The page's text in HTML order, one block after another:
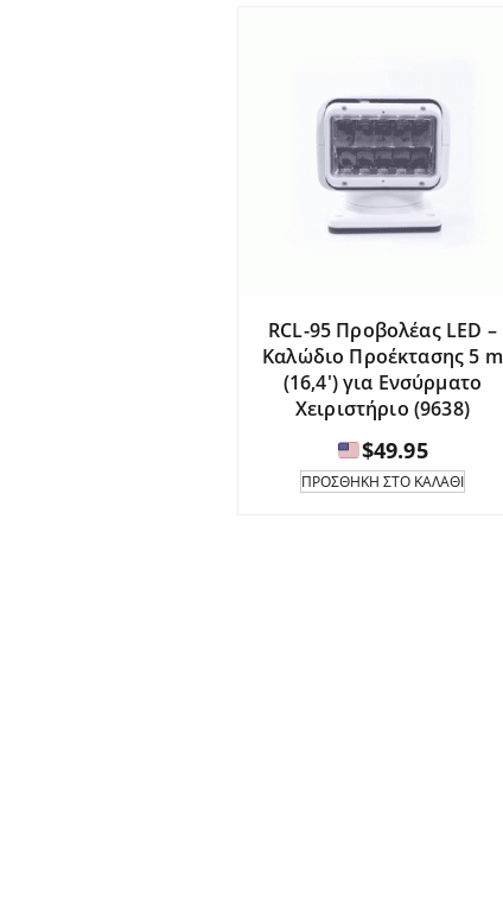
RCL-95 Προβολέας LED –
Καλώδιο Προέκτασης 5 m
(16,4′) για Ενσύρματο
Χειριστήριο (9638)
$49.95
ΠΡΟΣΘΉΚΗ ΣΤΟ ΚΑΛΆΘΙ